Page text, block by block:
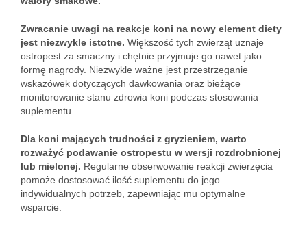
Zwracanie uwagi na reakcje koni na nowy element diety
jest niezwykle istotne. Większość tych zwierząt uznaje
ostropest za smaczny i chętnie przyjmuje go nawet jako
formę nagrody. Niezwykle ważne jest przestrzeganie
wskazówek dotyczących dawkowania oraz bieżące
monitorowanie stanu zdrowia koni podczas stosowania
suplementu.
Dla koni mających trudności z gryzieniem, warto
rozważyć podawanie ostropestu w wersji rozdrobnionej
lub mielonej. Regularne obserwowanie reakcji zwierzęcia
pomoże dostosować ilość suplementu do jego
indywidualnych potrzeb, zapewniając mu optymalne
wsparcie.